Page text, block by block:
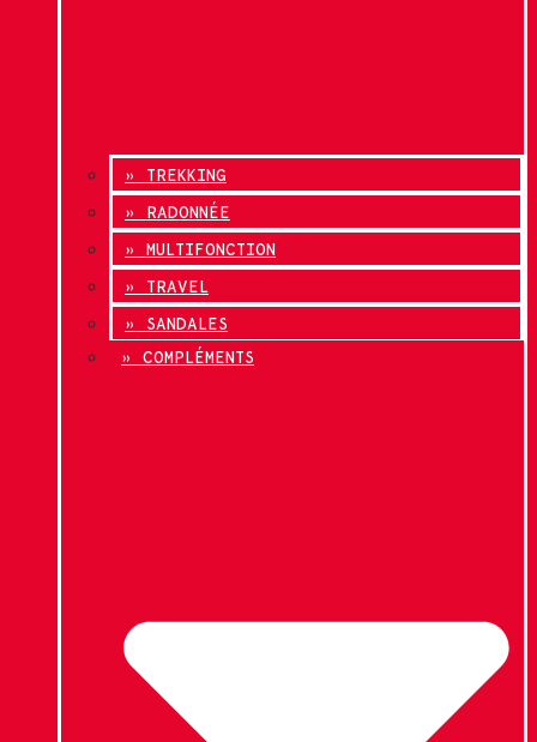
» TREKKING
» RADONNÉE
» MULTIFONCTION
» TRAVEL
» SANDALES
» COMPLÉMENTS